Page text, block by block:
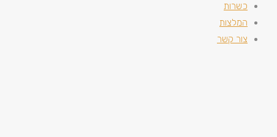
כשרות
המלצות
צור קשר